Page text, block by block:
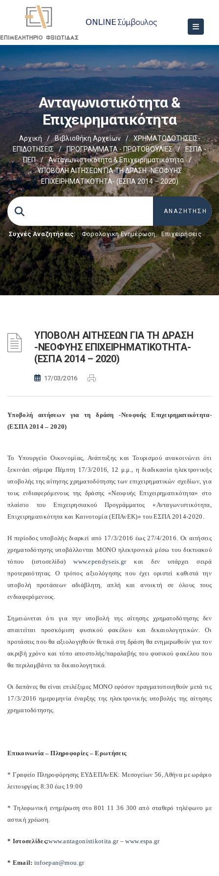
Ανταγωνιστικότητα &
Επιχειρηματικότητα
Αρχική / Βιβλιοθήκη Αρχείων /
ΧΡΗΜΑΤΟΔΟΤΗΣΕΙΣ-
ΕΠΙΔΟΤΗΣΕΙΣ
/ ΠΡΟΓΡΑΜΜΑΤΑ - ΠΡΩΤΟΒΟΥΛΙΕΣ /
ΕΣΠΑ -
ΠΕΠ
/ Ανταγωνιστικότητα & Επιχειρηματικότητα
/
ΥΠΟΒΟΛΗ ΑΙΤΗΣΕΩΝ ΓΙΑ ΤΗ ΔΡΑΣΗ -ΝΕΟΦΥΗΣ
ΕΠΙΧΕΙΡΗΜΑΤΙΚΟΤΗΤΑ- (ΕΣΠΑ 2014 – 2020)
Συχνές Αναζητήσεις: Φορολογικη Ενημέρωση, Επιχειρήσεις
ΥΠΟΒΟΛΗ ΑΙΤΗΣΕΩΝ ΓΙΑ ΤΗ ΔΡΑΣΗ
-ΝΕΟΦΥΗΣ ΕΠΙΧΕΙΡΗΜΑΤΙΚΟΤΗΤΑ-
(ΕΣΠΑ 2014 – 2020)
17/03/2016
Υποβολή αιτήσεων για τη δράση -Νεοφυής Επιχειρηματικότητα-
(ΕΣΠΑ 2014 – 2020)
Το Υπουργείο Οικονομίας, Ανάπτυξης και Τουρισμού ανακοινώνει ότι
ξεκινάει σήμερα Πέμπτη 17/3/2016, 12 μ.μ., η διαδικασία ηλεκτρονικής
υποβολής της αίτησης χρηματοδότησης των επιχειρηματικών σχεδίων, για
τους ενδιαφερόμενους της δράσης «Νεοφυής Επιχειρηματικότητα» στο
πλαίσιο του Επιχειρησιακού Προγράμματος «Ανταγωνιστικότητα,
Επιχειρηματικότητα και Καινοτομία (ΕΠΑνΕΚ)» του ΕΣΠΑ 2014-2020.
Η περίοδος υποβολής διαρκεί από 17/3/2016 έως 27/4/2016. Οι αιτήσεις
χρηματοδότησης υποβάλλονται ΜΟΝΟ ηλεκτρονικά μέσω του δικτυακού
τόπου (ιστοσελίδα)www.ependyseis.grκαι δεν υπάρχει σειρά
προτεραιότητας. Ο τρόπος αξιολόγησης που έχει οριστεί καθιστά την
υποβολή προτάσεων αδιάβλητη, απλή και ανοικτή σε όλους τους
ενδιαφερόμενους.
Σημειώνεται ότι για την υποβολή της αίτησης χρηματοδότησης δεν
απαιτείται προσκόμιση φυσικού φακέλου και δικαιολογητικών. Οι
προτάσεις που θα αξιολογηθούν θετικά στη δράση θα ενημερωθούν για τον
ακριβή χρόνο και τόπο αποστολής/παραλαβής του φυσικού φακέλου που
θα περιλαμβάνει τα δικαιολογητικά.
Οι δαπάνες θα είναι επιλέξιμες ΜΟΝΟ εφόσον πραγματοποιηθούν μετά τις
17/3/2016 ημερομηνία έναρξης της ηλεκτρονικής υποβολής της αίτησης
χρηματοδότησης.
Επικοινωνία – Πληροφορίες – Ερωτήσεις
* Γραφείο Πληροφόρησης ΕΥΔ ΕΠΑνΕΚ: Μεσογείων 56, Αθήνα με ωράριο
λειτουργίας 8:30 έως 19:00
* Τηλεφωνική ενημέρωση στο 801 11 36 300 από σταθερό τηλέφωνο με
αστική χρέωση.
* Ιστοσελίδες:www.antagonistikotita.gr–www.espa.gr
* Εmail: infoepan@mou.gr